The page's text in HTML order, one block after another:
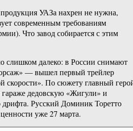
УАЗа нахрен не нужна,
современным требованиям
Что завод собирается с этим
слишком далеко: в России снимают
— вышел первый трейлер
скорости». По сюжету главный
дедовскую «Жигули» и
дрифта. Русский Доминик Торетто
уже 27 марта.